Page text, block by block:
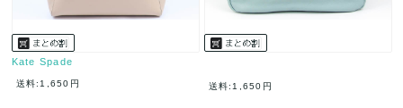
Kate Spade
送料:1,650円 送料:1,650円